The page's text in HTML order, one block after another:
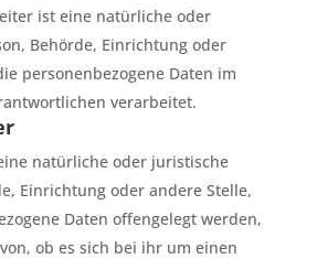
ist eine natürliche oder
Behörde, Einrichtung oder
personenbezogene Daten im
verarbeitet.
natürliche oder juristische
Einrichtung oder andere Stelle,
Daten offengelegt werden,
ob es sich bei ihr um einen